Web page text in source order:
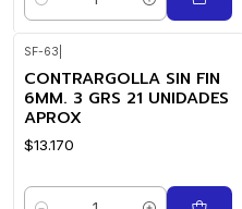
Cantidad
SF-63
CONTRARGOLLA SIN FIN
6MM. 3 GRS 21 UNIDADES
APROX
$13.170